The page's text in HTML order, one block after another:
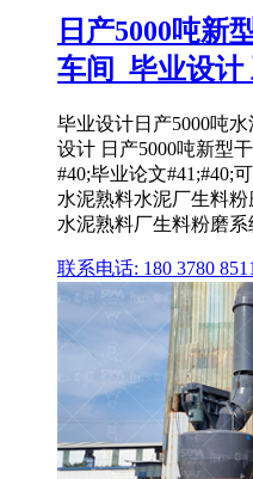
日产5000吨新
车间_毕业设计
毕业设计日产5000吨
设计 日产5000吨新型
#40;毕业论文#41;#40;
水泥熟料水泥厂生料
水泥熟料厂生料粉磨系
联系电话: 180 3780 8511